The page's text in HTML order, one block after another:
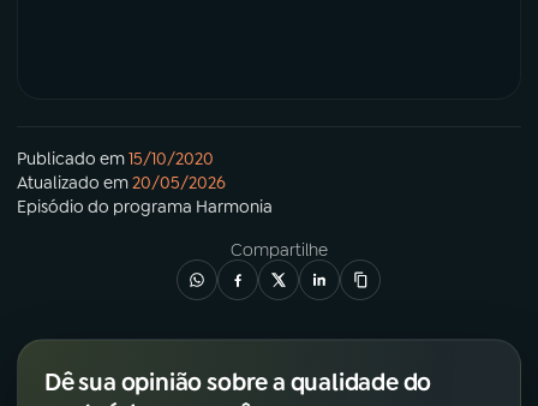
Publicado em15/10/2020
Atualizado em20/05/2026
Episódio do programa Harmonia
Compartilhe
Dê sua opinião sobre a qualidade do